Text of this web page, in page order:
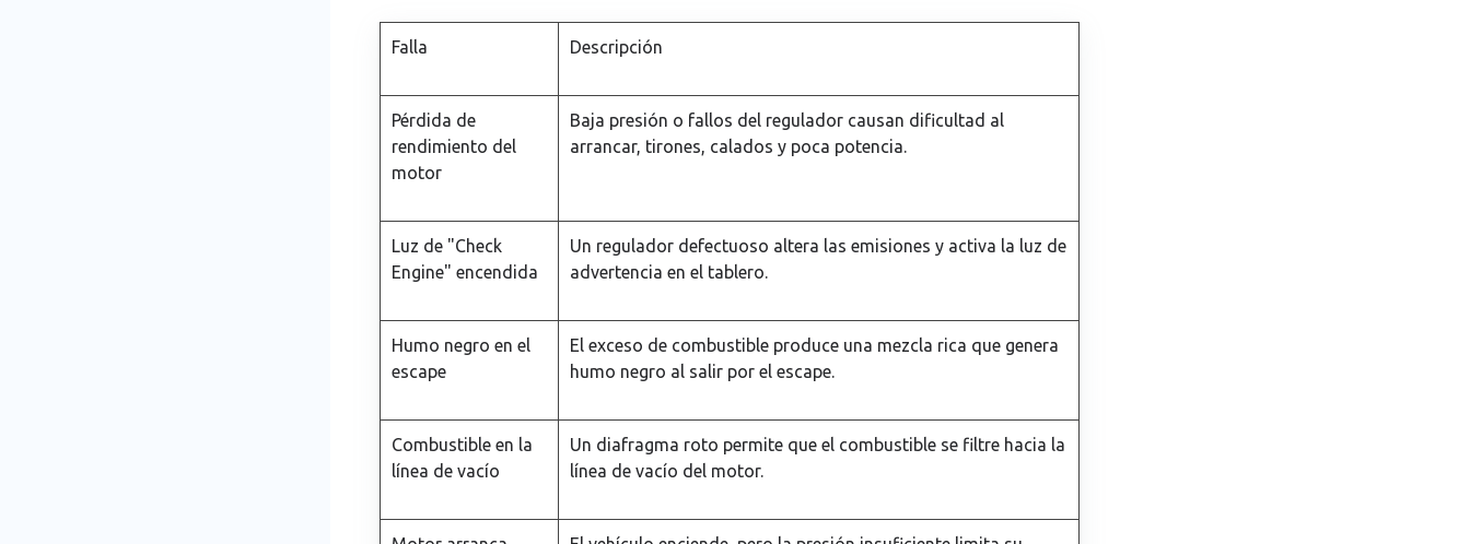
Falla Descripción
Pérdida de
rendimiento del
motor
Baja presión o fallos del regulador causan dificultad al
arrancar, tirones, calados y poca potencia.
Luz de "Check
Engine" encendida
Un regulador defectuoso altera las emisiones y activa la luz de
advertencia en el tablero.
Humo negro en el
escape
El exceso de combustible produce una mezcla rica que genera
humo negro al salir por el escape.
Combustible en la
línea de vacío
Un diafragma roto permite que el combustible se filtre hacia la
línea de vacío del motor.